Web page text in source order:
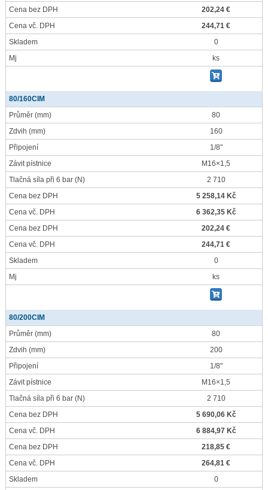
Cena bez DPH
202,24 €
Cena vč. DPH
244,71 €
Skladem
0
Mj
ks
80/160CIM
Průměr (mm)
80
Zdvih (mm)
160
Připojení
1/8"
Závit pístnice
M16×1,5
Tlačná síla při 6 bar (N)
2 710
Cena bez DPH
5 258,14 Kč
Cena vč. DPH
6 362,35 Kč
Cena bez DPH
202,24 €
Cena vč. DPH
244,71 €
Skladem
0
Mj
ks
80/200CIM
Průměr (mm)
80
Zdvih (mm)
200
Připojení
1/8"
Závit pístnice
M16×1,5
Tlačná síla při 6 bar (N)
2 710
Cena bez DPH
5 690,06 Kč
Cena vč. DPH
6 884,97 Kč
Cena bez DPH
218,85 €
Cena vč. DPH
264,81 €
Skladem
0